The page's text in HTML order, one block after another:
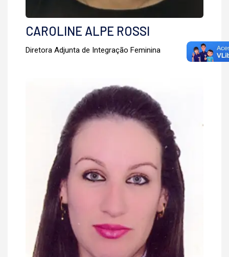
CAROLINE ALPE ROSSI
Diretora Adjunta de Integração Feminina